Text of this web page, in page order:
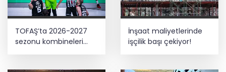
TOFAŞ’ta 2026-2027
sezonu kombineleri
İnşaat maliyetlerinde
işçilik başı çekiyor!